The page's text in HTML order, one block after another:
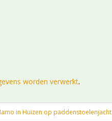
worden verwerkt.
in Huizen op paddenstoelenjacht